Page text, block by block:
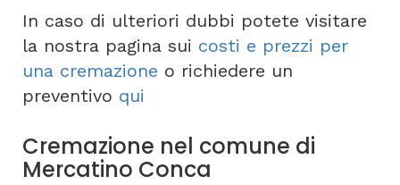
In caso di ulteriori dubbi potete visitare
la nostra pagina sui costi e prezzi per
una cremazione o richiedere un
preventivo qui
Cremazione nel comune di
Mercatino Conca